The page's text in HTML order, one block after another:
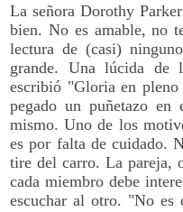
La señora Dorothy
bien. No es amable, no
lectura de (casi)
grande. Una lúcida de
escribió "Gloria en
pegado un puñetazo en
mismo. Uno de los
es por falta de cuidado.
tire del carro. La pareja,
cada miembro debe
escuchar al otro. "No es